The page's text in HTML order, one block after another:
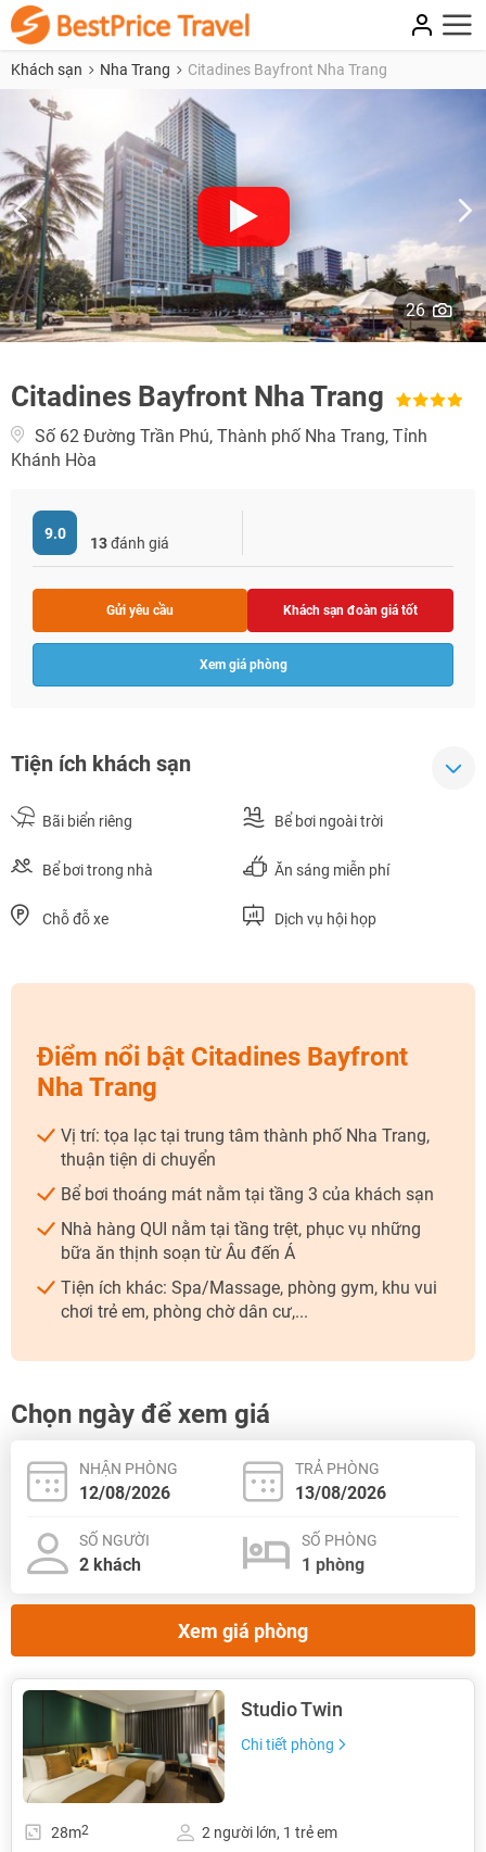
Khách sạn Nha Trang Citadines Bayfront Nha Trang
26
Citadines Bayfront Nha Trang
Số 62 Đường Trần Phú, Thành phố Nha Trang, Tỉnh
Khánh Hòa
9.0
13đánh giá
Gửi yêu cầu Khách sạn đoàn giá tốt
Xem giá phòng
Tiện ích khách sạn
Bãi biển riêng Bể bơi ngoài trời
Bể bơi trong nhà Ăn sáng miễn phí
Chỗ đỗ xe Dịch vụ hội họp
Điểm nổi bật Citadines Bayfront
Nha Trang
Vị trí: tọa lạc tại trung tâm thành phố Nha Trang,
thuận tiện di chuyển
Bể bơi thoáng mát nằm tại tầng 3 của khách sạn
Nhà hàng QUI nằm tại tầng trệt, phục vụ những
bữa ăn thịnh soạn từ Âu đến Á
Tiện ích khác: Spa/Massage, phòng gym, khu vui
chơi trẻ em, phòng chờ dân cư,...
Chọn ngày để xem giá
NHẬN PHÒNG TRẢ PHÒNG
SỐ NGƯỜI SỐ PHÒNG
Xem giá phòng
Studio Twin
Chi tiết phòng
28m2
2 người lớn, 1 trẻ em
TƯ VẤN NGAY
TƯ VẤN NGAY
NHẬN ƯU ĐÃI NGAY